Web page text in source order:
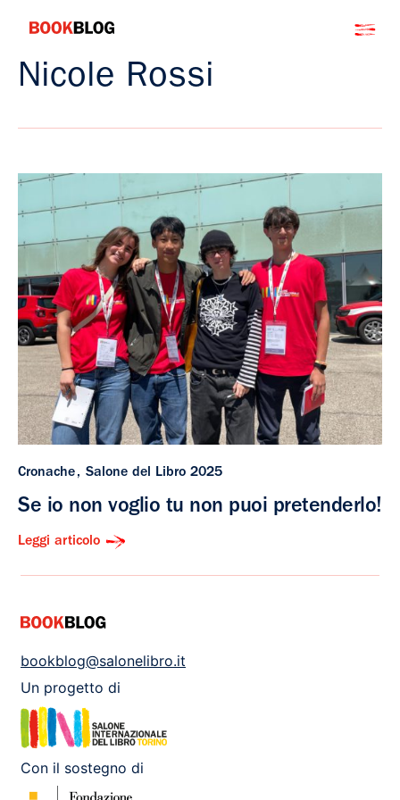
contenuto
Bookblog
Nicole Rossi
Cronache Salone del Libro 2025
Se io non voglio tu non puoi pretenderlo!
Leggi articolo
bookblog@salonelibro.it
Un progetto di
Con il sostegno di